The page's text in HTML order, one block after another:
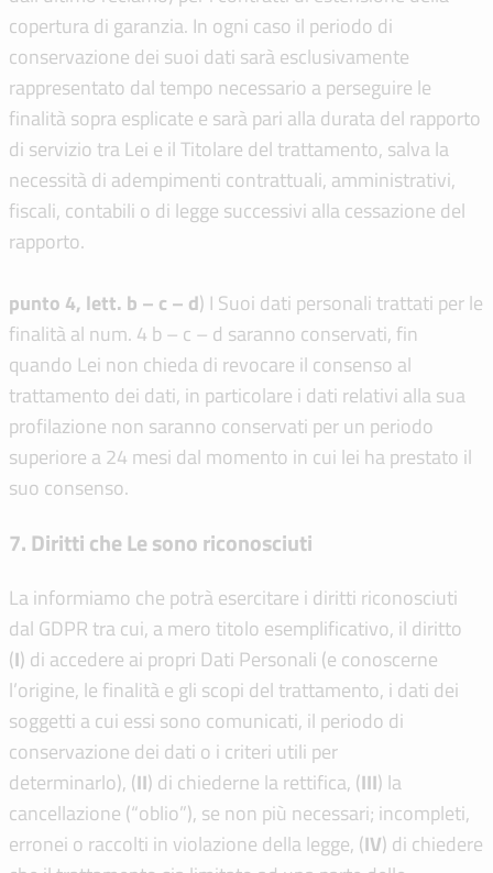
copertura di garanzia. In ogni caso il periodo di
conservazione dei suoi dati sarà esclusivamente
rappresentato dal tempo necessario a perseguire le
finalità sopra esplicate e sarà pari alla durata del rapporto
di servizio tra Lei e il Titolare del trattamento, salva la
necessità di adempimenti contrattuali, amministrativi,
fiscali, contabili o di legge successivi alla cessazione del
rapporto.
punto 4, lett. b – c – d) I Suoi dati personali trattati per le
finalità al num. 4 b – c – d saranno conservati, fin
quando Lei non chieda di revocare il consenso al
trattamento dei dati, in particolare i dati relativi alla sua
profilazione non saranno conservati per un periodo
superiore a 24 mesi dal momento in cui lei ha prestato il
suo consenso.
7. Diritti che Le sono riconosciuti
La informiamo che potrà esercitare i diritti riconosciuti
dal GDPR tra cui, a mero titolo esemplificativo, il diritto
(I) di accedere ai propri Dati Personali (e conoscerne
l’origine, le finalità e gli scopi del trattamento, i dati dei
soggetti a cui essi sono comunicati, il periodo di
conservazione dei dati o i criteri utili per
determinarlo), (II) di chiederne la rettifica, (III) la
cancellazione (“oblio”), se non più necessari; incompleti,
erronei o raccolti in violazione della legge, (IV) di chiedere